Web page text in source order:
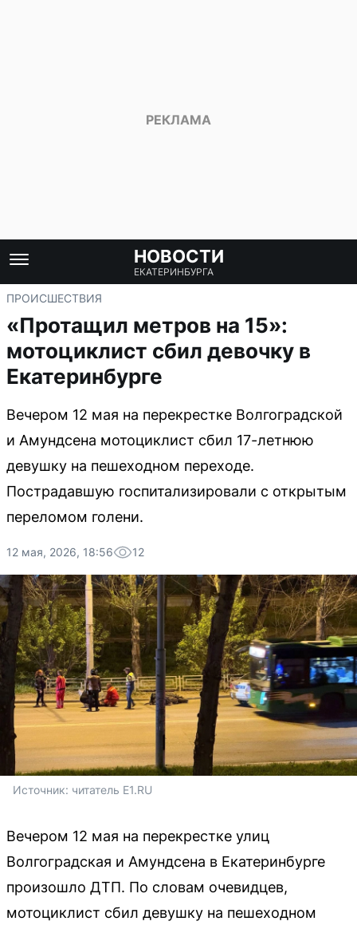
НОВОСТИ
ЕКАТЕРИНБУРГА
ПРОИСШЕСТВИЯ
«Протащил метров на 15»:
мотоциклист сбил девочку в
Екатеринбурге
Вечером 12 мая на перекрестке Волгоградской
и Амундсена мотоциклист сбил 17-летнюю
девушку на пешеходном переходе.
Пострадавшую госпитализировали с открытым
переломом голени.
12 мая, 2026, 18:56 12
Источник: читатель E1.RU
Вечером 12 мая на перекрестке улиц
Волгоградская и Амундсена в Екатеринбурге
произошло ДТП. По словам очевидцев,
мотоциклист сбил девушку на пешеходном